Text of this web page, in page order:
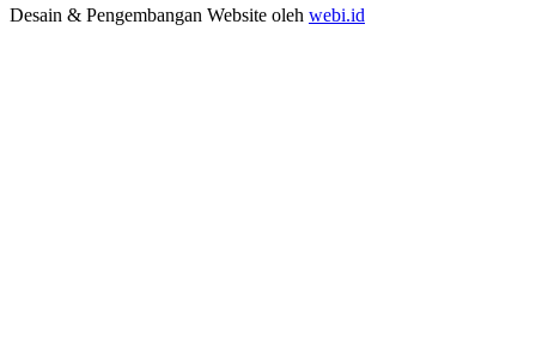
Desain & Pengembangan Website oleh webi.id